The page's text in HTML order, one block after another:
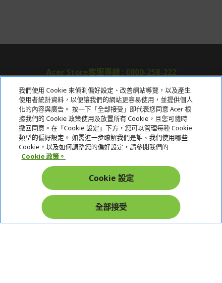
Acer Store客服專線 : 0800-258-222
關於宏碁
服務
宏碁網路商城
在社群上追蹤 Acer
我們使用 Cookie 來偵測偏好設定、改善網站導覽，以及產生
使用者統計資料，以便讓我們的網站更容易使用，並提供個人
化的內容與廣告。 按一下「全部接受」即代表您同意 Acer 根
據我們的 Cookie 政策使用及放置所有 Cookie，且您可隨時
撤回同意。在「Cookie 設定」下方，您可以管理每種 Cookie
類型的偏好設定。 如需進一步瞭解我們是誰、我們使用哪些
Cookie，以及如何調整您的偏好設定，請參閱我們的
Cookie 政策。
Cookie 設定
全部接受